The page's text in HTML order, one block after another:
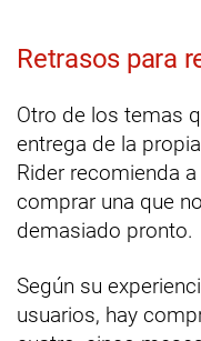
Retrasos para
Otro de los temas
entrega de la
Rider recomienda
comprar una que
demasiado pronto.
Según su
usuarios, hay